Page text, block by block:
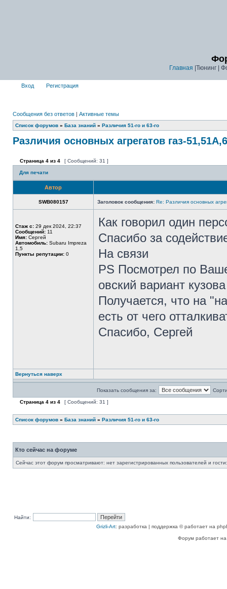
Главная |Тюнинг |
Вход Регистрация
Сообщения без ответов | Активные темы
Список форумов » База знаний » Различия 51-го и 63-го
Различия основных агрегатов газ-
Страница 4 из 4 [ Сообщений: 31 ]
Для печати
Автор
SWB080157 Заголовок сообщения: Re: Различия основных
Стаж с: 29 дек 2024, 22:37
Сообщений: 11
Имя: Сергей
Автомобиль: Subaru Impreza
1,5
Пункты репутации: 0
Как говорил один
Спасибо за
На связи
PS Посмотрел по
овский вариант
Получается, что на
есть от чего
Спасибо, Сергей
Вернуться наверх
Показать сообщения за:
Страница 4 из 4 [ Сообщений: 31 ]
Список форумов » База знаний » Различия 51-го и 63-го
Кто сейчас на форуме
Сейчас этот форум просматривают: нет зарегистрированных пользователей и
Найти:
Grizli-Art: разработка | поддержка © работает на
Форум работает